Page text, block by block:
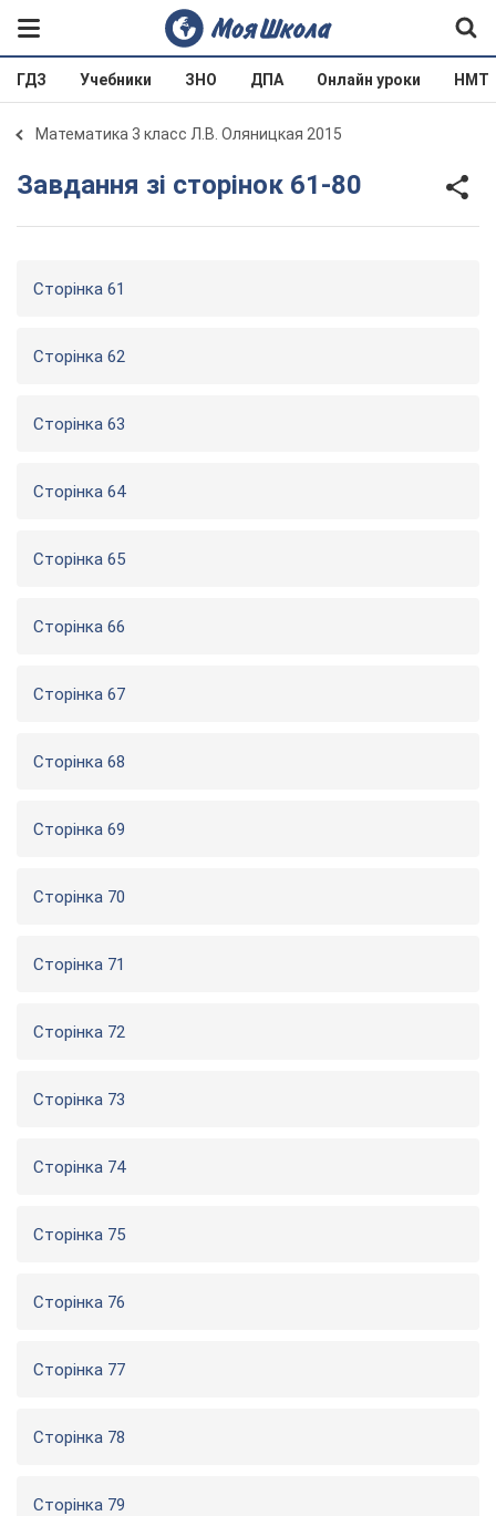
ГДЗ Учебники ЗНО ДПА Онлайн уроки НМТ
Математика 3 класс Л.В. Оляницкая 2015
Завдання зі сторінок 61-80
Сторінка 61
Сторінка 62
Сторінка 63
Сторінка 64
Сторінка 65
Сторінка 66
Сторінка 67
Сторінка 68
Сторінка 69
Сторінка 70
Сторінка 71
Сторінка 72
Сторінка 73
Сторінка 74
Сторінка 75
Сторінка 76
Сторінка 77
Сторінка 78
Сторінка 79